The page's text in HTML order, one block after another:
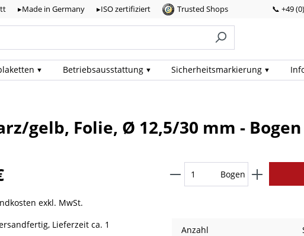
▸Made in Germany ▸ISO zertifiziert Trusted Shops 📞 +49
Betriebs­ausstattung Sicherheits­markierung
gelb, Folie, Ø 12,5/30 mm -
exkl. MwSt.
Bogen
Lieferzeit ca. 1
Anzahl